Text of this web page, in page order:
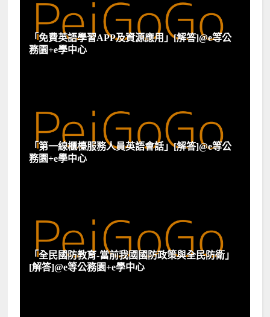
「免費英語學習APP及資源應用」[解答]@e等公
務園+e學中心
「第一線櫃檯服務人員英語會話」[解答]@e等公
務園+e學中心
「全民國防教育-當前我國國防政策與全民防衛」
[解答]@e等公務園+e學中心